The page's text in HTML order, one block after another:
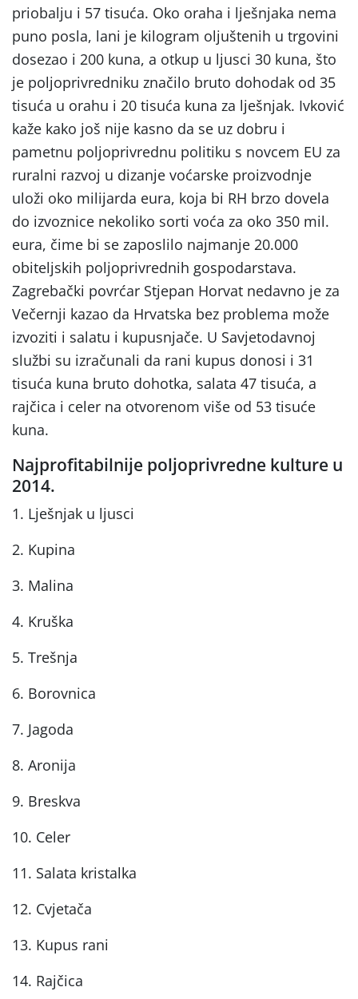
priobalju i 57 tisuća. Oko oraha i lješnjaka nema
puno posla, lani je kilogram oljuštenih u trgovini
dosezao i 200 kuna, a otkup u ljusci 30 kuna, što
je poljoprivredniku značilo bruto dohodak od 35
tisuća u orahu i 20 tisuća kuna za lješnjak. Ivković
kaže kako još nije kasno da se uz dobru i
pametnu poljoprivrednu politiku s novcem EU za
ruralni razvoj u dizanje voćarske proizvodnje
uloži oko milijarda eura, koja bi RH brzo dovela
do izvoznice nekoliko sorti voća za oko 350 mil.
eura, čime bi se zaposlilo najmanje 20.000
obiteljskih poljoprivrednih gospodarstava.
Zagrebački povrćar Stjepan Horvat nedavno je za
Večernji kazao da Hrvatska bez problema može
izvoziti i salatu i kupusnjače. U Savjetodavnoj
službi su izračunali da rani kupus donosi i 31
tisuća kuna bruto dohotka, salata 47 tisuća, a
rajčica i celer na otvorenom više od 53 tisuće
kuna.
Najprofitabilnije poljoprivredne kulture u
2014.
1. Lješnjak u ljusci
2. Kupina
3. Malina
4. Kruška
5. Trešnja
6. Borovnica
7. Jagoda
8. Aronija
9. Breskva
10. Celer
11. Salata kristalka
12. Cvjetača
13. Kupus rani
14. Rajčica